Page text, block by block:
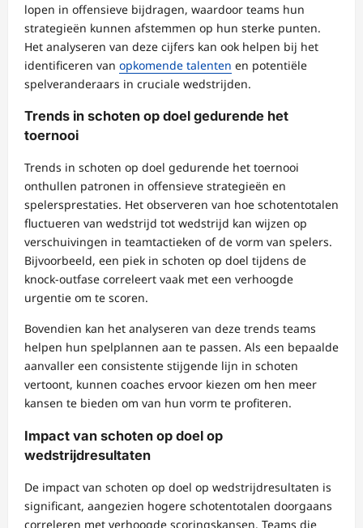
lopen in offensieve bijdragen, waardoor teams hun
strategieën kunnen afstemmen op hun sterke punten.
Het analyseren van deze cijfers kan ook helpen bij het
identificeren van opkomende talenten en potentiële
spelveranderaars in cruciale wedstrijden.
Trends in schoten op doel gedurende het
toernooi
Trends in schoten op doel gedurende het toernooi
onthullen patronen in offensieve strategieën en
spelersprestaties. Het observeren van hoe schotentotalen
fluctueren van wedstrijd tot wedstrijd kan wijzen op
verschuivingen in teamtactieken of de vorm van spelers.
Bijvoorbeeld, een piek in schoten op doel tijdens de
knock-outfase correleert vaak met een verhoogde
urgentie om te scoren.
Bovendien kan het analyseren van deze trends teams
helpen hun spelplannen aan te passen. Als een bepaalde
aanvaller een consistente stijgende lijn in schoten
vertoont, kunnen coaches ervoor kiezen om hen meer
kansen te bieden om van hun vorm te profiteren.
Impact van schoten op doel op
wedstrijdresultaten
De impact van schoten op doel op wedstrijdresultaten is
significant, aangezien hogere schotentotalen doorgaans
correleren met verhoogde scoringskansen. Teams die